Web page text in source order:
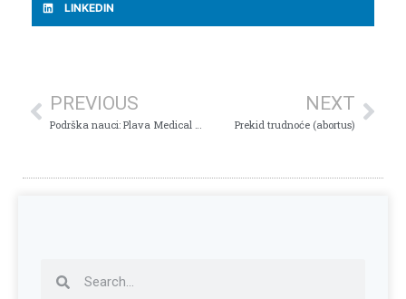
LINKEDIN
PREVIOUS
Podrška nauci: Plava Medical Group postaje naučna baza PMF fakulteta
NEXT
Prekid trudnoće (abortus)